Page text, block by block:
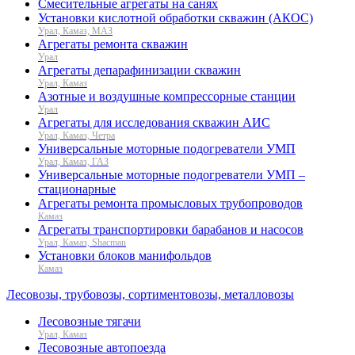
Смесительные агрегаты на санях
Установки кислотной обработки скважин (АКОС)
Урал, Камаз, МАЗ
Агрегаты ремонта скважин
Урал
Агрегаты депарафинизации скважин
Урал, Камаз
Азотные и воздушные компрессорные станции
Урал
Агрегаты для исследования скважин АИС
Урал, Камаз, Четра
Универсальные моторные подогреватели УМП
Урал, Камаз, ГАЗ
Универсальные моторные подогреватели УМП –
стационарные
Агрегаты ремонта промысловых трубопроводов
Камаз
Агрегаты транспортировки барабанов и насосов
Урал, Камаз, Shacman
Установки блоков манифольдов
Камаз
Лесовозы, трубовозы, сортиментовозы, металловозы
Лесовозные тягачи
Урал, Камаз
Лесовозные автопоезда